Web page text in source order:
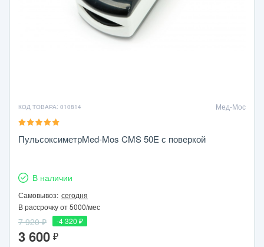
КОД ТОВАРА: 010814 Мед-Мос
ПульсоксиметрMed-Mos CMS 50E с поверкой
В наличии
Самовывоз: сегодня
В рассрочку от 5000/мес
7 920 ₽ -4 320 ₽
3 600 ₽